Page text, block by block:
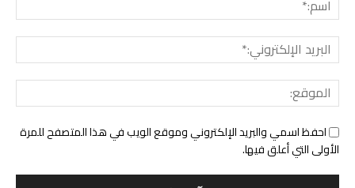
احفظ اسمي والبريد الإلكتروني وموقع الويب في هذا المتصفح للمرة
الأولى التي أعلق فيها.